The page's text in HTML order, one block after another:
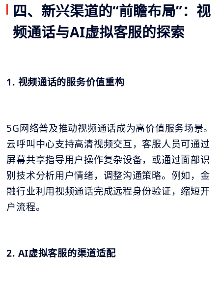
四、新兴渠道的“前瞻布局”：视
频通话与AI虚拟客服的探索
1. 视频通话的服务价值重构
5G网络普及推动视频通话成为高价值服务场景。
云呼叫中心支持高清视频交互，客服人员可通过
屏幕共享指导用户操作复杂设备，或通过面部识
别技术分析用户情绪，调整沟通策略。例如，金
融行业利用视频通话完成远程身份验证，缩短开
户流程。
2. AI虚拟客服的渠道适配